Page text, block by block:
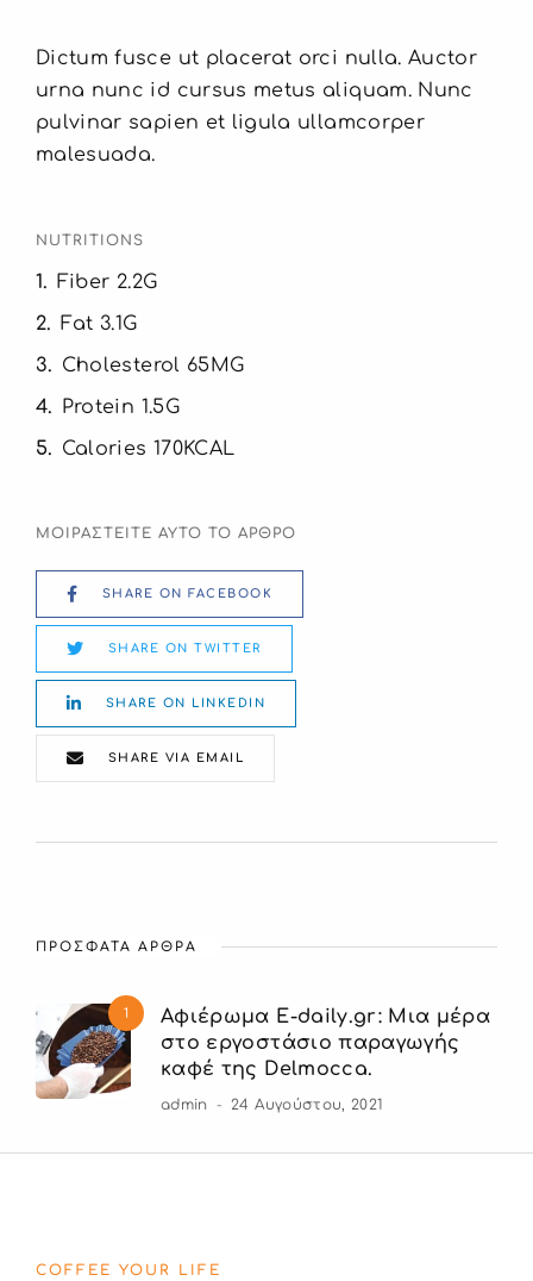
Dictum fusce ut placerat orci nulla. Auctor
urna nunc id cursus metus aliquam. Nunc
pulvinar sapien et ligula ullamcorper
malesuada.
NUTRITIONS
1
Fiber 2.2G
2
Fat 3.1G
3
Cholesterol 65MG
4
Protein 1.5G
5
Calories 170KCAL
ΜΟΙΡΑΣΤΕΙΤΕ ΑΥΤΟ ΤΟ ΑΡΘΡΟ
SHARE ON FACEBOOK
SHARE ON TWITTER
SHARE ON LINKEDIN
SHARE VIA EMAIL
ΠΡΟΣΦΑΤΑ ΑΡΘΡΑ
1
Αφιέρωμα E-daily.gr: Μια μέρα
στο εργοστάσιο παραγωγής
καφέ της Delmocca.
admin 24 Αυγούστου, 2021
COFFEE YOUR LIFE